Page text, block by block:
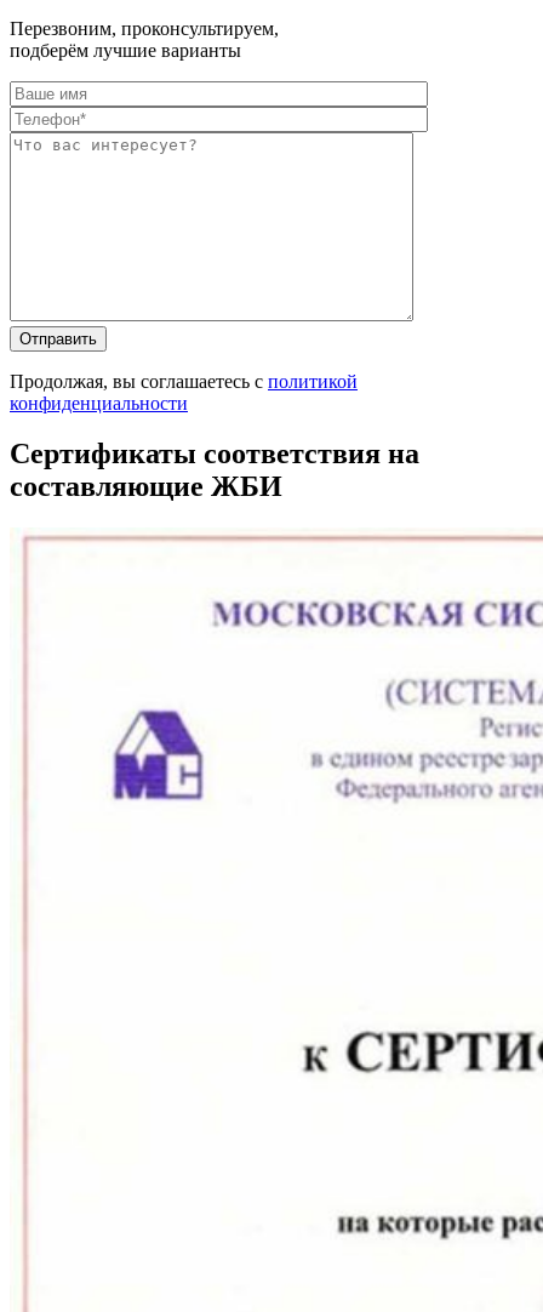
Перезвоним, проконсультируем,
подберём лучшие варианты
Продолжая, вы соглашаетесь с политикой
конфиденциальности
Сертификаты соответствия на
составляющие ЖБИ